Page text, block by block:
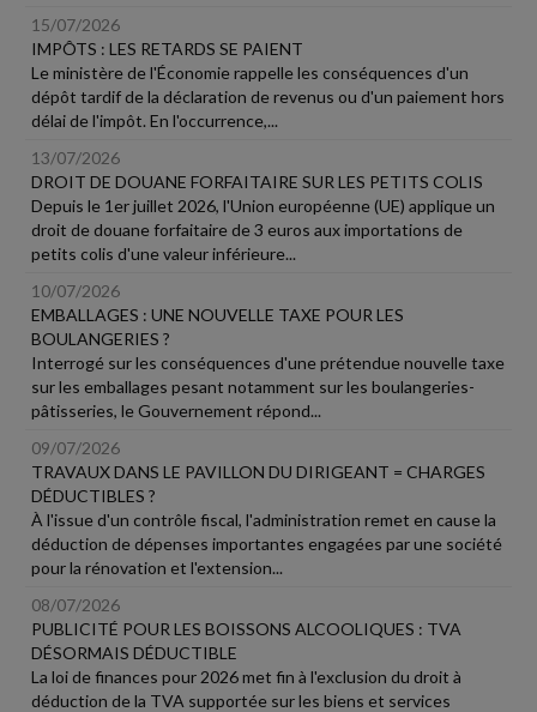
15/07/2026
IMPÔTS : LES RETARDS SE PAIENT
Le ministère de l'Économie rappelle les conséquences d'un
dépôt tardif de la déclaration de revenus ou d'un paiement hors
délai de l'impôt. En l'occurrence,...
13/07/2026
DROIT DE DOUANE FORFAITAIRE SUR LES PETITS COLIS
Depuis le 1er juillet 2026, l'Union européenne (UE) applique un
droit de douane forfaitaire de 3 euros aux importations de
petits colis d'une valeur inférieure...
10/07/2026
EMBALLAGES : UNE NOUVELLE TAXE POUR LES
BOULANGERIES ?
Interrogé sur les conséquences d'une prétendue nouvelle taxe
sur les emballages pesant notamment sur les boulangeries-
pâtisseries, le Gouvernement répond...
09/07/2026
TRAVAUX DANS LE PAVILLON DU DIRIGEANT = CHARGES
DÉDUCTIBLES ?
À l'issue d'un contrôle fiscal, l'administration remet en cause la
déduction de dépenses importantes engagées par une société
pour la rénovation et l'extension...
08/07/2026
PUBLICITÉ POUR LES BOISSONS ALCOOLIQUES : TVA
DÉSORMAIS DÉDUCTIBLE
La loi de finances pour 2026 met fin à l'exclusion du droit à
déduction de la TVA supportée sur les biens et services